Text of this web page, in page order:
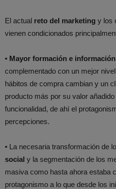
El actual reto del marketing y los
vienen condicionados
• Mayor formación e
complementado con un mejor
hábitos de compra cambian y un
producto más por su valor
funcionalidad, de ahí el
percepciones.
• La necesaria transformación de
social y la segmentación de los
masiva como hasta ahora estaba
protagonismo a lo que desde los